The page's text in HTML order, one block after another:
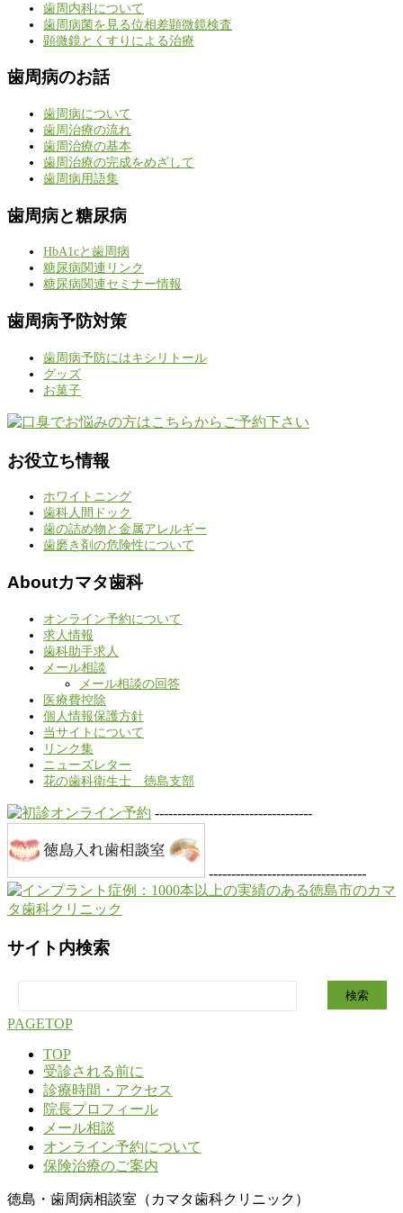
歯周内科について
歯周病菌を見る位相差顕微鏡検査
顕微鏡とくすりによる治療
歯周病のお話
歯周病について
歯周治療の流れ
歯周治療の基本
歯周治療の完成をめざして
歯周病用語集
歯周病と糖尿病
HbA1cと歯周病
糖尿病関連リンク
糖尿病関連セミナー情報
歯周病予防対策
歯周病予防にはキシリトール
グッズ
お菓子
お役立ち情報
ホワイトニング
歯科人間ドック
歯の詰め物と金属アレルギー
歯磨き剤の危険性について
Aboutカマタ歯科
オンライン予約について
求人情報
歯科助手求人
メール相談
メール相談の回答
医療費控除
個人情報保護方針
当サイトについて
リンク集
ニューズレター
花の歯科衛生士 徳島支部
-----------------------------------
-----------------------------------
サイト内検索
索:
PAGETOP
TOP
受診される前に
診療時間・アクセス
院長プロフィール
メール相談
オンライン予約について
保険治療のご案内
徳島・歯周病相談室（カマタ歯科クリニック）